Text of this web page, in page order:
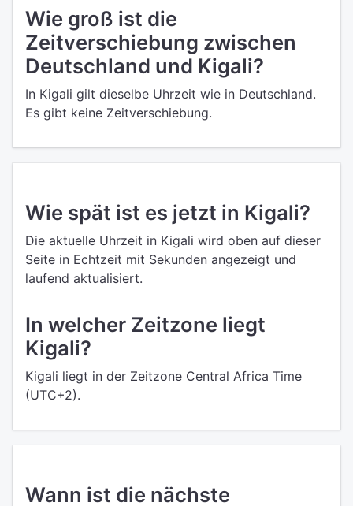
Wie groß ist die
Zeitverschiebung zwischen
Deutschland und Kigali?
In Kigali gilt dieselbe Uhrzeit wie in Deutschland.
Es gibt keine Zeitverschiebung.
Wie spät ist es jetzt in Kigali?
Die aktuelle Uhrzeit in Kigali wird oben auf dieser
Seite in Echtzeit mit Sekunden angezeigt und
laufend aktualisiert.
In welcher Zeitzone liegt
Kigali?
Kigali liegt in der Zeitzone Central Africa Time
(UTC+2).
Wann ist die nächste